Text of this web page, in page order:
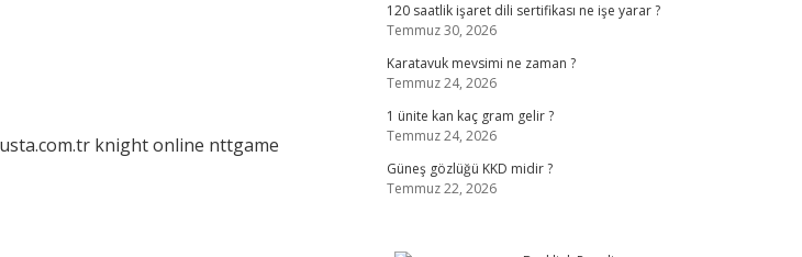
knight online nttgame
120 saatlik işaret dili sertifikası ne işe yarar ?
Temmuz 30, 2026
Karatavuk mevsimi ne zaman ?
Temmuz 24, 2026
1 ünite kan kaç gram gelir ?
Temmuz 24, 2026
Güneş gözlüğü KKD midir ?
Temmuz 22, 2026